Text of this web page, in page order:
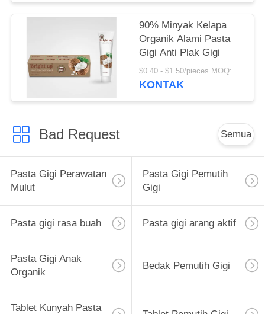
90% Minyak Kelapa
Organik Alami Pasta
Gigi Anti Plak Gigi
$0.40 - $1.50/pieces MOQ:240 buah
KONTAK
Bad Request Semua
Pasta Gigi Perawatan
Mulut
Pasta Gigi Pemutih
Gigi
Pasta gigi rasa buah Pasta gigi arang aktif
Pasta Gigi Anak
Organik
Bedak Pemutih Gigi
Tablet Kunyah Pasta